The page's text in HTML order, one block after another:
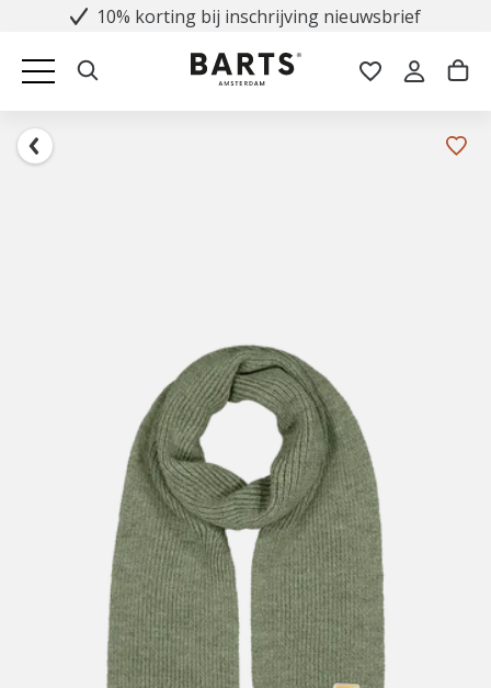
10% korting bij inschrijving nieuwsbrief